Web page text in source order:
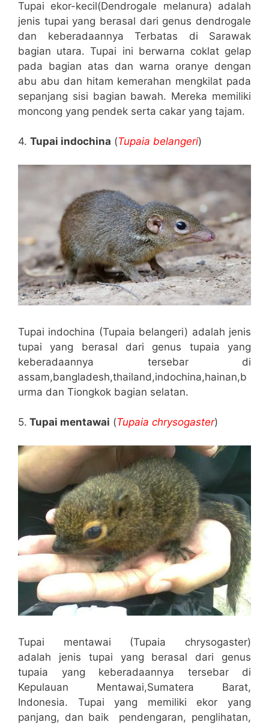
Tupai ekor-kecil(Dendrogale melanura) adalah
jenis tupai yang berasal dari genus dendrogale
dan keberadaannya Terbatas di Sarawak
bagian utara. Tupai ini berwarna coklat gelap
pada bagian atas dan warna oranye dengan
abu abu dan hitam kemerahan mengkilat pada
sepanjang sisi bagian bawah. Mereka memiliki
moncong yang pendek serta cakar yang tajam.
4. Tupai indochina (Tupaia belangeri)
Tupai indochina (Tupaia belangeri) adalah jenis
tupai yang berasal dari genus tupaia yang
keberadaannya tersebar di
assam,bangladesh,thailand,indochina,hainan,b
urma dan Tiongkok bagian selatan.
5. Tupai mentawai (Tupaia chrysogaster)
Tupai mentawai (Tupaia chrysogaster)
adalah jenis tupai yang berasal dari genus
tupaia yang keberadaannya tersebar di
Kepulauan Mentawai,Sumatera Barat,
Indonesia. Tupai yang memiliki ekor yang
panjang, dan baik pendengaran, penglihatan,